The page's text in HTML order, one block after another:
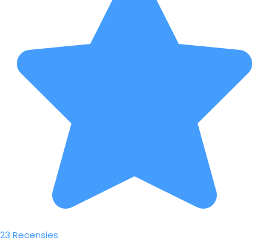
23 Recensies